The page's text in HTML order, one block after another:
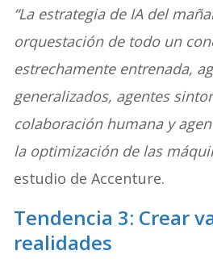
“La estrategia de IA del
orquestación de todo un
estrechamente entrenada,
generalizados, agentes
colaboración humana y
la optimización de las
estudio de Accenture.
Tendencia 3: Crear
realidades